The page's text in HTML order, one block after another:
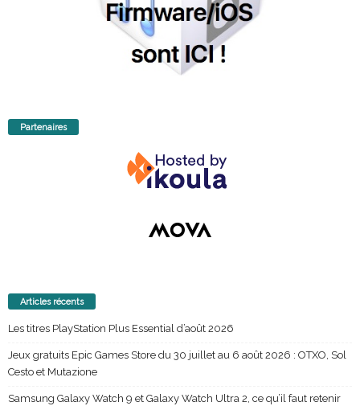
Partenaires
Articles récents
Les titres PlayStation Plus Essential d’août 2026
Jeux gratuits Epic Games Store du 30 juillet au 6 août 2026 : OTXO, Sol
Cesto et Mutazione
Samsung Galaxy Watch 9 et Galaxy Watch Ultra 2, ce qu’il faut retenir